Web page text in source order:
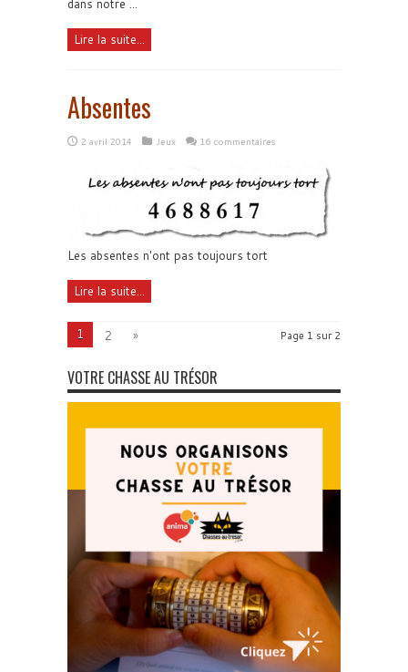
Lire la suite...
Absentes
2 avril 2014 Jeux 16 commentaires
Les absentes n'ont pas toujours tort
Lire la suite...
Page 1 sur 2
1 2 »
VOTRE CHASSE AU TRÉSOR